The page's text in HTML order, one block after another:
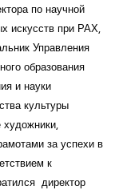
по научной
искусств при РАХ,
Управления
образования
и науки
культуры
за успехи в
к
директор